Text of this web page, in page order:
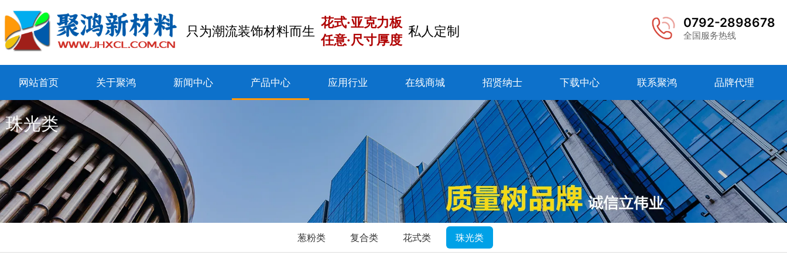
0792-2898678
全国服务热线
只为潮流装饰材料而生
花式·亚克力板
任意·尺寸厚度
私人定制
网站首页 关于聚鸿 新闻中心 产品中心 应用行业 在线商城 招贤纳士 下载中心 联系聚鸿 品牌代理
珠光类
葱粉类 复合类 花式类 珠光类